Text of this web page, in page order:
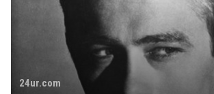
24ur.com